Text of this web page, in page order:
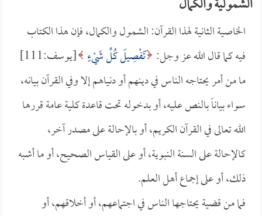
الخاصية الثانية لهذا القرآن: الشمول والكمال، فإن هذا الكتاب
فيه كما قال الله عز وجل: َتَفْصِيلَ كُلِّ شَيْءٍ
[يوسف:111]
ما من أمر يحتاجه الناس في دينهم أو دنياهم إلا وفي القرآن بيانه،
سواء بياناً بالنص عليه، أو بدخوله تحت قاعدة كلية عامة قررها
الله تعالى في القرآن الكريم، أو بالإحالة على مصدر آخر،
كالإحالة على السنة النبوية، أو على القياس الصحيح، أو ما أشبه
ذلك، أو على إجماع أهل العلم.
فما من قضية يحتاجها الناس في اجتماعهم، أو أخلاقهم، أو